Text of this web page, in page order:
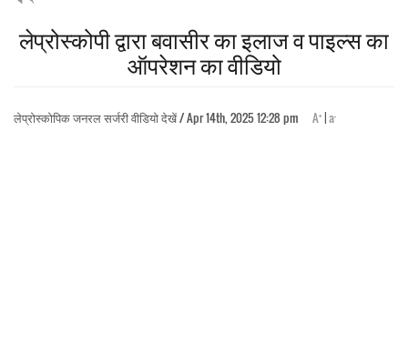
लेप्रोस्कोपी द्वारा बवासीर का इलाज व पाइल्स का
ऑपरेशन का वीडियो
लेप्रोस्कोपिक जनरल सर्जरी वीडियो देखें / Apr 14th, 2025 12:28 pm A+ |a-